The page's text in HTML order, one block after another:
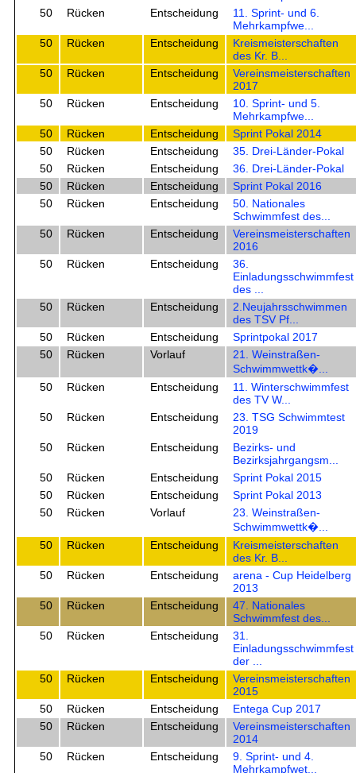
50
Rücken Entscheidung
11. Sprint- und 6.
Mehrkampfwe...
50
Rücken Entscheidung
Kreismeisterschaften
des Kr. B...
50
Rücken Entscheidung
Vereinsmeisterschaften
2017
50
Rücken Entscheidung
10. Sprint- und 5.
Mehrkampfwe...
50
Rücken Entscheidung
Sprint Pokal 2014
50
Rücken Entscheidung
35. Drei-Länder-Pokal
50
Rücken Entscheidung
36. Drei-Länder-Pokal
50
Rücken Entscheidung
Sprint Pokal 2016
50
Rücken Entscheidung
50. Nationales
Schwimmfest des...
50
Rücken Entscheidung
Vereinsmeisterschaften
2016
50
Rücken Entscheidung
36.
Einladungsschwimmfest
des ...
50
Rücken Entscheidung
2.Neujahrsschwimmen
des TSV Pf...
50
Rücken Entscheidung
Sprintpokal 2017
50
Rücken Vorlauf
21. Weinstraßen-
Schwimmwettk�...
50
Rücken Entscheidung
11. Winterschwimmfest
des TV W...
50
Rücken Entscheidung
23. TSG Schwimmtest
2019
50
Rücken Entscheidung
Bezirks- und
Bezirksjahrgangsm...
50
Rücken Entscheidung
Sprint Pokal 2015
50
Rücken Entscheidung
Sprint Pokal 2013
50
Rücken Vorlauf
23. Weinstraßen-
Schwimmwettk�...
50
Rücken Entscheidung
Kreismeisterschaften
des Kr. B...
50
Rücken Entscheidung
arena - Cup Heidelberg
2013
50
Rücken Entscheidung
47. Nationales
Schwimmfest des...
50
Rücken Entscheidung
31.
Einladungsschwimmfest
der ...
50
Rücken Entscheidung
Vereinsmeisterschaften
2015
50
Rücken Entscheidung
Entega Cup 2017
50
Rücken Entscheidung
Vereinsmeisterschaften
2014
50
Rücken Entscheidung
9. Sprint- und 4.
Mehrkampfwet...